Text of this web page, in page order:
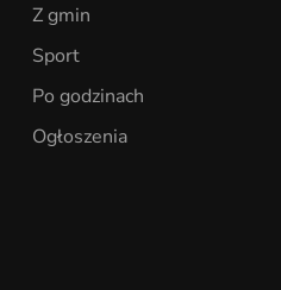
Z gmin
Sport
Po godzinach
Ogłoszenia